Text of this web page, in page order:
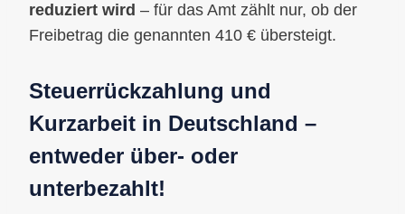
reduziert wird – für das Amt zählt nur, ob der
Freibetrag die genannten 410 € übersteigt.
Steuerrückzahlung und
Kurzarbeit in Deutschland –
entweder über- oder
unterbezahlt!